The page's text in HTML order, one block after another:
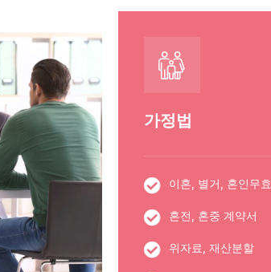
가정법
이혼, 별거, 혼인무효
혼전, 혼중 계약서
위자료, 재산분할